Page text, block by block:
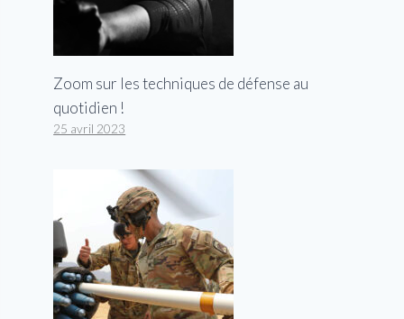
Zoom sur les techniques de défense au
quotidien !
25 avril 2023